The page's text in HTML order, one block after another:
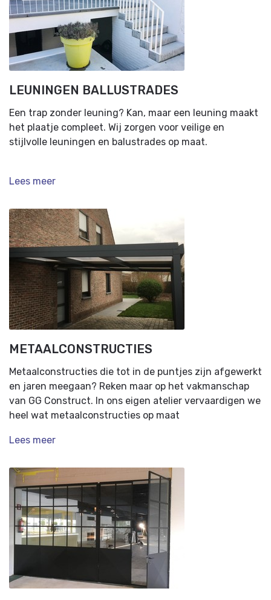
LEUNINGEN BALLUSTRADES
Een trap zonder leuning? Kan, maar een leuning maakt
het plaatje compleet. Wij zorgen voor veilige en
stijlvolle leuningen en balustrades op maat.
Lees meer
METAALCONSTRUCTIES
Metaalconstructies die tot in de puntjes zijn afgewerkt
en jaren meegaan? Reken maar op het vakmanschap
van GG Construct. In ons eigen atelier vervaardigen we
heel wat metaalconstructies op maat
Lees meer